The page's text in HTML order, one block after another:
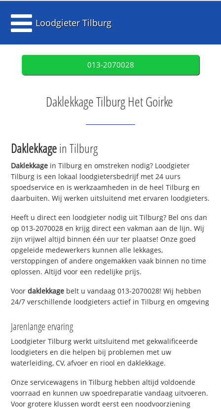
Loodgieter Tilburg
013-2070028
Daklekkage Tilburg Het Goirke
Daklekkagein Tilburg
Daklekkage in Tilburg en omstreken nodig? Loodgieter
Tilburg is een lokaal loodgietersbedrijf met 24 uurs
spoedservice en is werkzaamheden in de heel Tilburg en
daarbuiten. Wij werken uitsluitend met ervaren loodgieters.
Heeft u direct een loodgieter nodig uit Tilburg? Bel ons dan
op 013-2070028 en krijg direct een vakman aan de lijn. Wij
zijn vrijwel altijd binnen één uur ter plaatse! Onze goed
opgeleide medewerkers kunnen alle lekkages,
verstoppingen of andere ongemakken vaak binnen no time
oplossen. Altijd voor een redelijke prijs.
Voordaklekkage belt u vandaag 013-2070028! Wij hebben
24/7 verschillende loodgieters actief in Tilburg en omgeving
Jarenlange ervaring
Loodgieter Tilburg werkt uitsluitend met gekwalificeerde
loodgieters en die helpen bij problemen met uw
waterleiding, CV, afvoer en riool en daklekkage.
Onze servicewagens in Tilburg hebben altijd voldoende
voorraad en kunnen uw spoedreparatie vandaag uitvoeren.
Voor grotere klussen wordt eerst een noodvoorziening